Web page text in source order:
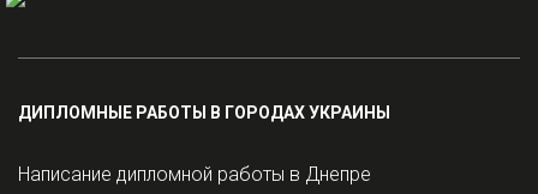
ДИПЛОМНЫЕ РАБОТЫ В ГОРОДАХ УКРАИНЫ
Написание дипломной работы в Днепре